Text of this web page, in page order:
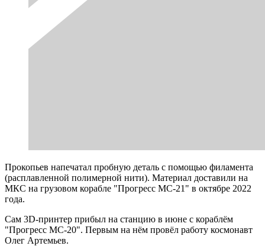
Прокопьев напечатал пробную деталь с помощью филамента
(расплавленной полимерной нити). Материал доставили на
МКС на грузовом корабле "Прогресс МС-21" в октябре 2022
года.
Сам 3D-принтер прибыл на станцию в июне с кораблём
"Прогресс МС-20". Первым на нём провёл работу космонавт
Олег Артемьев.